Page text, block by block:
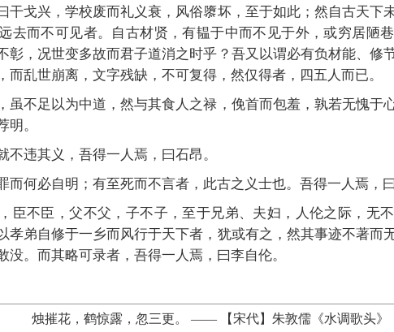
干戈兴，学校废而礼义衰，风俗隳坏，至于如此；然自古天下
去而不可见者。自古材贤，有韫于中而不见于外，或穷居陋
彰，况世变多故而君子道消之时乎？吾又以谓必有负材能、修
而乱世崩离，文字残缺，不可复得，然仅得者，四五人而已。
虽不足以为中道，然与其食人之禄，俛首而包羞，孰若无愧于
明。
不违其义，吾得一人焉，曰石昂。
而何必自明；有至死而不言者，此古之义士也。吾得一人焉，曰
臣不臣，父不父，子不子，至于兄弟、夫妇，人伦之际，无
孝弟自修于一乡而风行于天下者，犹或有之，然其事迹不著而
没。而其略可录者，吾得一人焉，曰李自伦。
烛摧花，鹤惊露，忽三更。 ——
【宋代】朱敦儒《水调歌头》